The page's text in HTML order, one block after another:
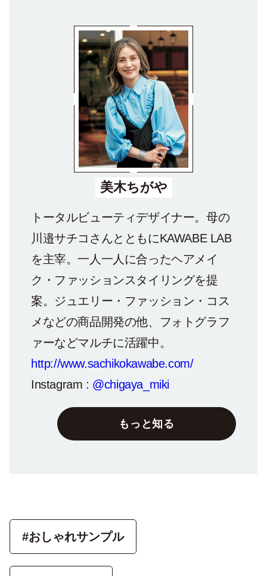
美木ちがや
トータルビューティデザイナー。母の
川邉サチコさんとともにKAWABE LAB
を主宰。一人一人に合ったヘアメイ
ク・ファッションスタイリングを提
案。ジュエリー・ファッション・コス
メなどの商品開発の他、フォトグラフ
ァーなどマルチに活躍中。
http://www.sachikokawabe.com/
Instagram : @chigaya_miki
もっと知る
#おしゃれサンプル